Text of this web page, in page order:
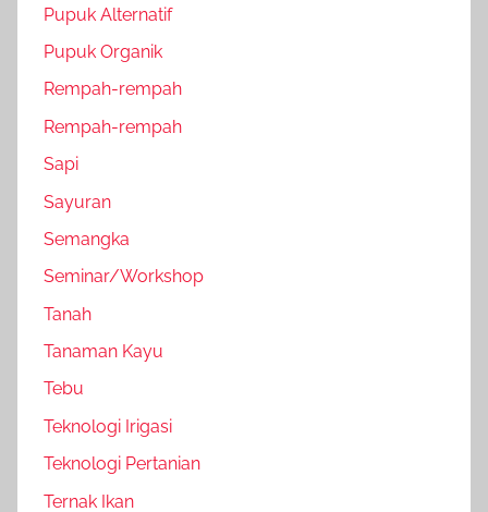
Pupuk Alternatif
Pupuk Organik
Rempah-rempah
Rempah-rempah
Sapi
Sayuran
Semangka
Seminar/Workshop
Tanah
Tanaman Kayu
Tebu
Teknologi Irigasi
Teknologi Pertanian
Ternak Ikan